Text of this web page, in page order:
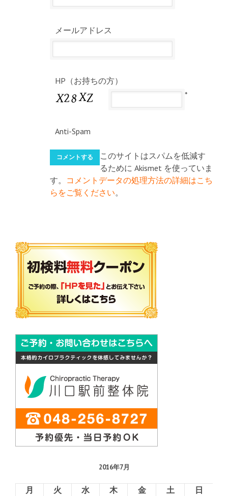
メールアドレス
HP（お持ちの方）
Anti-Spam
*
このサイトはスパムを低減す
るために Akismet を使っていま
す。 コメントデータの処理方法の詳細はこち
らをご覧ください。
2016年7月
月 火 水 木 金 土 日